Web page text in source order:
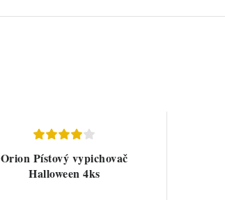
Orion Pístový vypichovač
Halloween 4ks